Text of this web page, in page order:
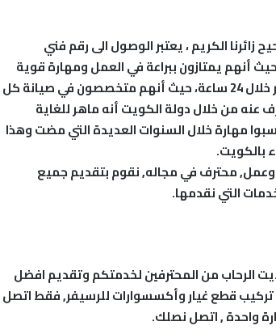
الكريم ، يعتبر الوصول الى رقم فني
أنهم يمتازون ببراعة في العمل ومهارة قوية
في الأداء، كما أنها متوفر طوال أيام الأسبوع وأيضا متوفر خلال 24 ساعة، حيث أنهم متخصصون في صيانة كل
عنه من خلال دولة الكويت أنه ماهر للغاية
مهارة خلال السنوات العديدة التي مضت وهذا
بالكويت.
محترف في مجاله, نقوم بتقديم جميع
التي نقدمها.
الرحاب من المحترفين لخدمتكم وتقديم افضل
قطع غيار وأكسسوارات للرسيفر, فقط اتصل
واحدة , اتصل نصلك.